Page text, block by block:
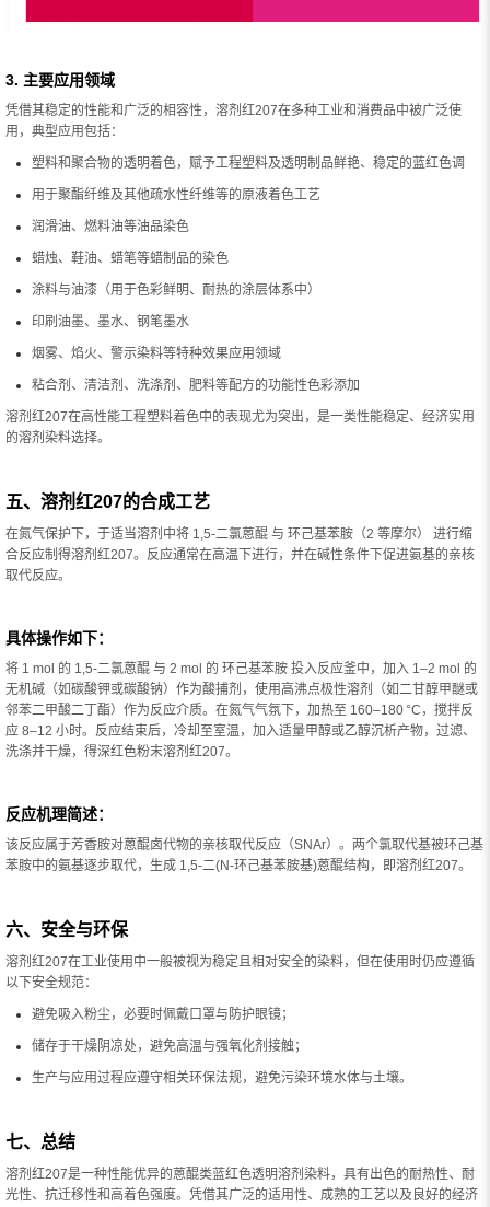
3. 主要应用领域
凭借其稳定的性能和广泛的相容性，溶剂红207在多种工业和消费品中被广泛使
用，典型应用包括：
塑料和聚合物的透明着色，赋予工程塑料及透明制品鲜艳、稳定的蓝红色调
用于聚酯纤维及其他疏水性纤维等的原液着色工艺
润滑油、燃料油等油品染色
蜡烛、鞋油、蜡笔等蜡制品的染色
涂料与油漆（用于色彩鲜明、耐热的涂层体系中）
印刷油墨、墨水、钢笔墨水
烟雾、焰火、警示染料等特种效果应用领域
粘合剂、清洁剂、洗涤剂、肥料等配方的功能性色彩添加
溶剂红207在高性能工程塑料着色中的表现尤为突出，是一类性能稳定、经济实用
的溶剂染料选择。
五、溶剂红207的合成工艺
在氮气保护下，于适当溶剂中将 1,5-二氯蒽醌 与 环己基苯胺（2 等摩尔） 进行缩
合反应制得溶剂红207。反应通常在高温下进行，并在碱性条件下促进氨基的亲核
取代反应。
具体操作如下：
将 1 mol 的 1,5-二氯蒽醌 与 2 mol 的 环己基苯胺 投入反应釜中，加入 1–2 mol 的
无机碱（如碳酸钾或碳酸钠）作为酸捕剂，使用高沸点极性溶剂（如二甘醇甲醚或
邻苯二甲酸二丁酯）作为反应介质。在氮气气氛下，加热至 160–180 °C，搅拌反
应 8–12 小时。反应结束后，冷却至室温，加入适量甲醇或乙醇沉析产物，过滤、
洗涤并干燥，得深红色粉末溶剂红207。
反应机理简述：
该反应属于芳香胺对蒽醌卤代物的亲核取代反应（SNAr）。两个氯取代基被环己基
苯胺中的氨基逐步取代，生成 1,5-二(N-环己基苯胺基)蒽醌结构，即溶剂红207。
六、安全与环保
溶剂红207在工业使用中一般被视为稳定且相对安全的染料，但在使用时仍应遵循
以下安全规范：
避免吸入粉尘，必要时佩戴口罩与防护眼镜；
储存于干燥阴凉处，避免高温与强氧化剂接触；
生产与应用过程应遵守相关环保法规，避免污染环境水体与土壤。
七、总结
溶剂红207是一种性能优异的蒽醌类蓝红色透明溶剂染料，具有出色的耐热性、耐
光性、抗迁移性和高着色强度。凭借其广泛的适用性、成熟的工艺以及良好的经济